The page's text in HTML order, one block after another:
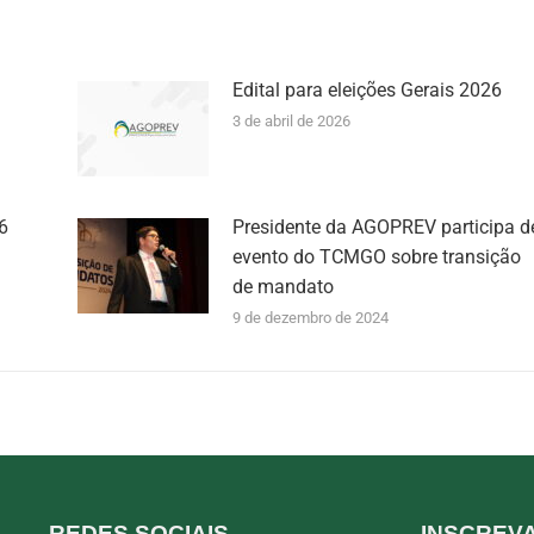
Edital para eleições Gerais 2026
3 de abril de 2026
Presidente da AGOPREV participa
evento do TCMGO sobre transição
de mandato
9 de dezembro de 2024